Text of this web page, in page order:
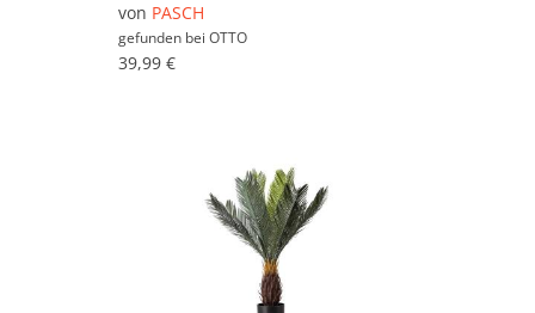
von PASCH
gefunden bei OTTO
39,99 €